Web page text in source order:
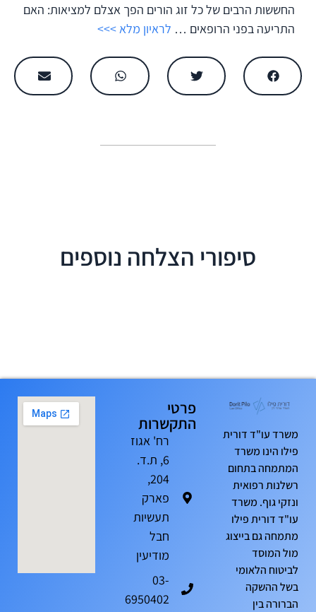
החששות הרבים של כל זוג הורים הפך אצלם למציאות: האם
התריעה בפני הרופאים … לראיון מלא >>>
סיפורי הצלחה נוספים
משרד עו"ד דורית
פילו הינו משרד
המתמחה בתחום
רשלנות רפואית
ונזקי גוף. משרד
עו"ד דורית פילו
מתמחה גם בייצוג
מול המוסד
לביטוח הלאומי
בשל ההשקה
הברורה בין
פרטי
התקשרות
רח' אגוז
6, ת.ד.
204,
פארק
תעשיות
חבל
מודיעין
03-
6950402